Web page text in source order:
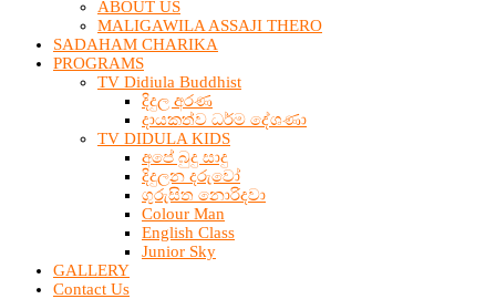
ABOUT US
MALIGAWILA ASSAJI THERO
SADAHAM CHARIKA
PROGRAMS
TV Didiula Buddhist
දිදුල අරණ
දායකත්ව ධර්ම දේශණා
TV DIDULA KIDS
අපේ බුදු සාදු
දිදුලන දරුවෝ
ගුරුසිත නොරිදවා
Colour Man
English Class
Junior Sky
GALLERY
Contact Us